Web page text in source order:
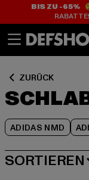
BIS ZU -65%
ZURÜCK
ADIDAS NMD
SORTIEREN